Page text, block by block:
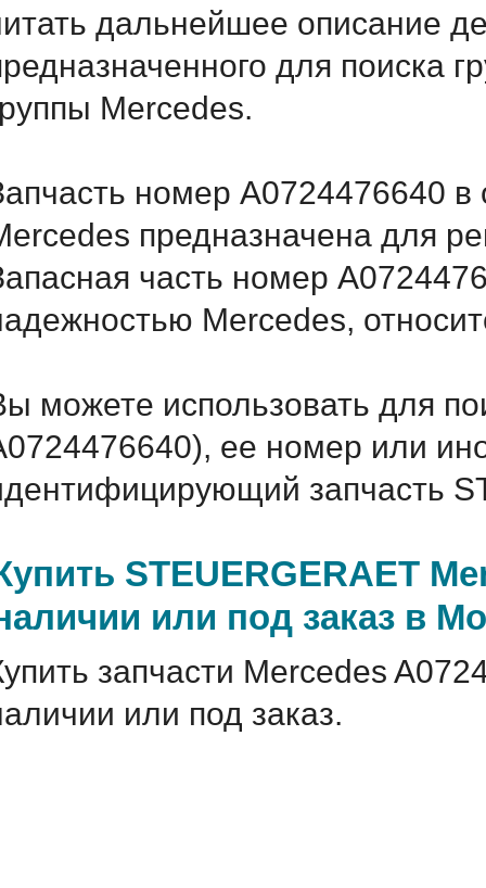
дальнейшее описание
для поиска
Mercedes.
номер A0724476640 в
предназначена для
часть номер
Mercedes,
можете использовать для
ее номер или
запчасть
STEUERGERAET
или под заказ в
запчасти Mercedes
или под заказ.